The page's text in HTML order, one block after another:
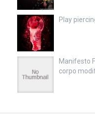
Play
Manifesto
corpo